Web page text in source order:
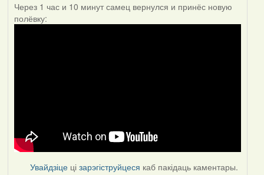
Через 1 час и 10 минут самец вернулся и принёс новую
полёвку:
Увайдзіце цізарэгіструйцеся каб пакідаць каментары.